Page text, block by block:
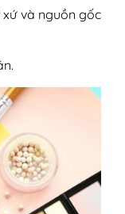
và nguồn gốc